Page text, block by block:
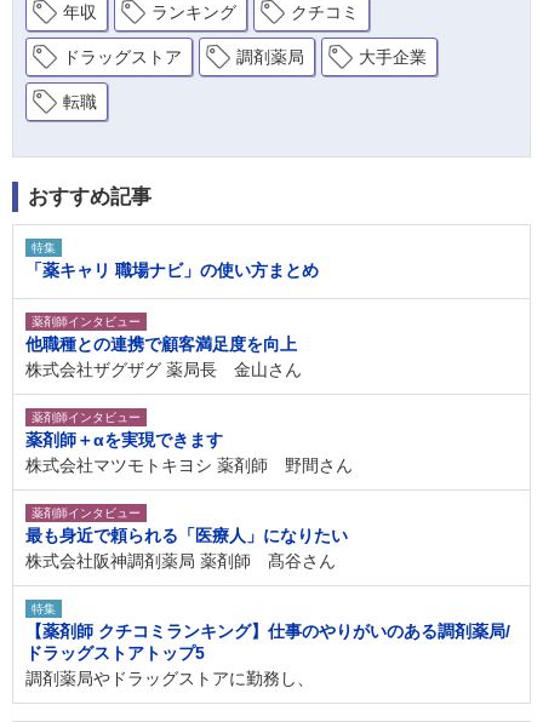
年収 ランキング クチコミ
ドラッグストア 調剤薬局 大手企業
転職
おすすめ記事
特集
「薬キャリ 職場ナビ」の使い方まとめ
薬剤師インタビュー
他職種との連携で顧客満足度を向上
株式会社ザグザグ 薬局長 金山さん
薬剤師インタビュー
薬剤師＋αを実現できます
株式会社マツモトキヨシ 薬剤師 野間さん
薬剤師インタビュー
最も身近で頼られる「医療人」になりたい
株式会社阪神調剤薬局 薬剤師 髙谷さん
特集
【薬剤師 クチコミランキング】仕事のやりがいのある調剤薬局/
ドラッグストアトップ5
調剤薬局やドラッグストアに勤務し、